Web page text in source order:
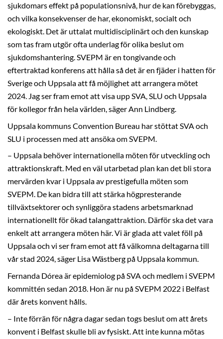
sjukdomars effekt på populationsnivå, hur de kan förebyggas,
och vilka konsekvenser de har, ekonomiskt, socialt och
ekologiskt. Det är uttalat multidisciplinärt och den kunskap
som tas fram utgör ofta underlag för olika beslut om
sjukdomshantering. SVEPM är en tongivande och
eftertraktad konferens att hålla så det är en fjäder i hatten för
Sverige och Uppsala att få möjlighet att arrangera mötet
2024. Jag ser fram emot att visa upp SVA, SLU och Uppsala
för kollegor från hela världen, säger Ann Lindberg.
Uppsala kommuns Convention Bureau har stöttat SVA och
SLU i processen med att ansöka om SVEPM.
– Uppsala behöver internationella möten för utveckling och
attraktionskraft. Med en väl utarbetad plan kan det bli stora
mervärden kvar i Uppsala av prestigefulla möten som
SVEPM. De kan bidra till att stärka högpresterande
tillväxtsektorer och synliggöra stadens arbetsmarknad
internationellt för ökad talangattraktion. Därför ska det vara
enkelt att arrangera möten här. Vi är glada att valet föll på
Uppsala och vi ser fram emot att få välkomna deltagarna till
vår stad 2024, säger Lisa Wästberg på Uppsala kommun.
Fernanda Dórea är epidemiolog på SVA och medlem i SVEPM
kommittén sedan 2018. Hon är nu på SVEPM 2022 i Belfast
där årets konvent hålls.
– Inte förrän för några dagar sedan togs beslut om att årets
konvent i Belfast skulle bli av fysiskt. Att inte kunna mötas